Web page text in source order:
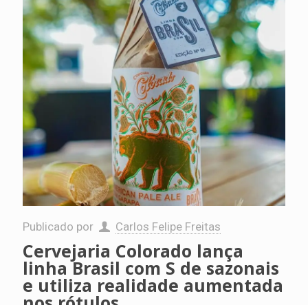
Publicado por Carlos Felipe Freitas
Cervejaria Colorado lança
linha Brasil com S de sazonais
e utiliza realidade aumentada